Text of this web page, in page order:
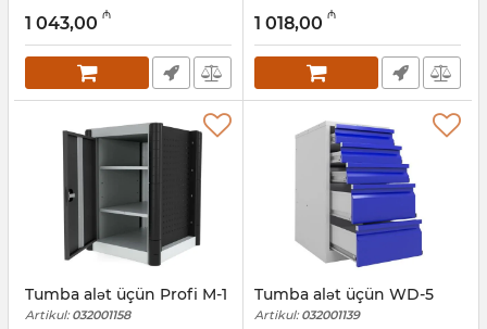
1 043,00 ₼ 1 018,00 ₼
Tumba alət üçün Profi M-1
Artikul: 032001158
Tumba alət üçün WD-5
Artikul: 032001139